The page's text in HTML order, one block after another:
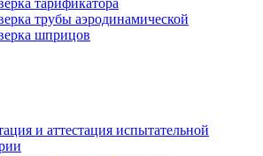
тарификатора
трубы аэродинамической
шприцов
и аттестация испытательной